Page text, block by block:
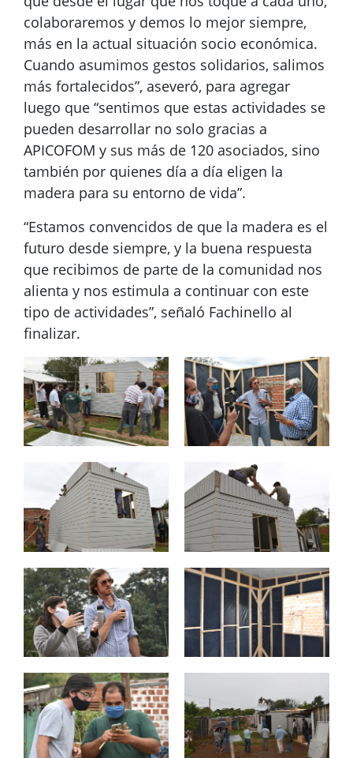
colaboraremos y demos lo mejor siempre,
más en la actual situación socio económica.
Cuando asumimos gestos solidarios, salimos
más fortalecidos”, aseveró, para agregar
luego que “sentimos que estas actividades se
pueden desarrollar no solo gracias a
APICOFOM y sus más de 120 asociados, sino
también por quienes día a día eligen la
madera para su entorno de vida”.
“Estamos convencidos de que la madera es el
futuro desde siempre, y la buena respuesta
que recibimos de parte de la comunidad nos
alienta y nos estimula a continuar con este
tipo de actividades”, señaló Fachinello al
finalizar.